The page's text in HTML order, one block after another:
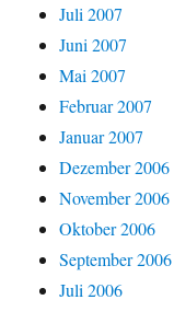
Juli 2007
Juni 2007
Mai 2007
Februar 2007
Januar 2007
Dezember 2006
November 2006
Oktober 2006
September 2006
Juli 2006